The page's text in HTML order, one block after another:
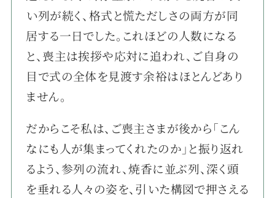
い列が続く、格式と慌ただしさの両方が同
居する一日でした。これほどの人数になる
と、喪主は挨拶や応対に追われ、ご自身の
目で式の全体を見渡す余裕はほとんどあり
ません。
だからこそ私は、ご喪主さまが後から「こん
なにも人が集まってくれたのか」と振り返れ
るよう、参列の流れ、焼香に並ぶ列、深く頭
を垂れる人々の姿を、引いた構図で押さえる